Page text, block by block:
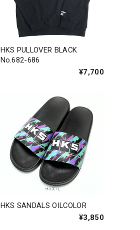
HKS PULLOVER BLACK
No.682-686
¥7,700
HKS SANDALS OILCOLOR
¥3,850